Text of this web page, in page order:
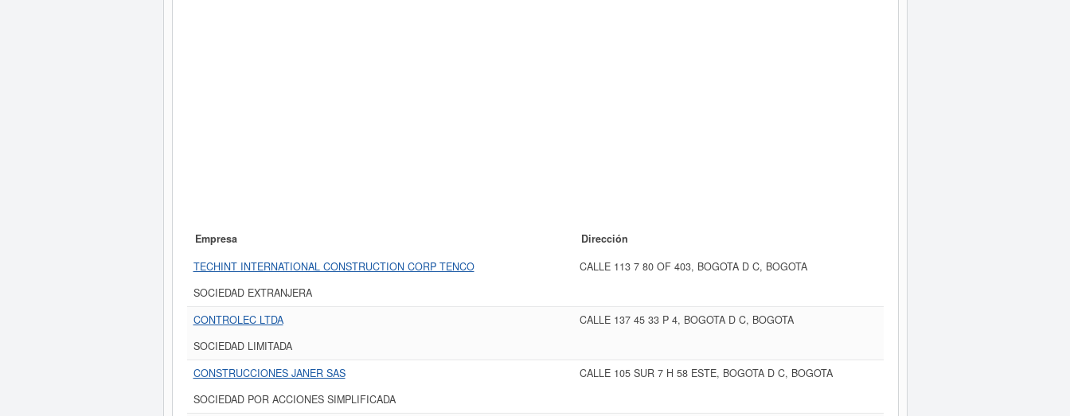
Empresa
Dirección
TECHINT INTERNATIONAL CONSTRUCTION CORP TENCO
CALLE 113 7 80 OF 403, BOGOTA D C, BOGOTA
SOCIEDAD EXTRANJERA
CONTROLEC LTDA
CALLE 137 45 33 P 4, BOGOTA D C, BOGOTA
SOCIEDAD LIMITADA
CONSTRUCCIONES JANER SAS
CALLE 105 SUR 7 H 58 ESTE, BOGOTA D C, BOGOTA
SOCIEDAD POR ACCIONES SIMPLIFICADA